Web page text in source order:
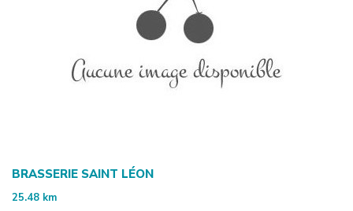
BRASSERIE SAINT LÉON
25.48 km